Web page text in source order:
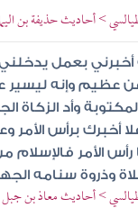
> أحاديث حذيفة بن
أخبرني بعمل
عظيم وإنه ليسير
وأد الزكاة
أخبرك برأس الأمر
رأس الأمر
وذروة سنامه
> أحاديث معاذ بن جبل